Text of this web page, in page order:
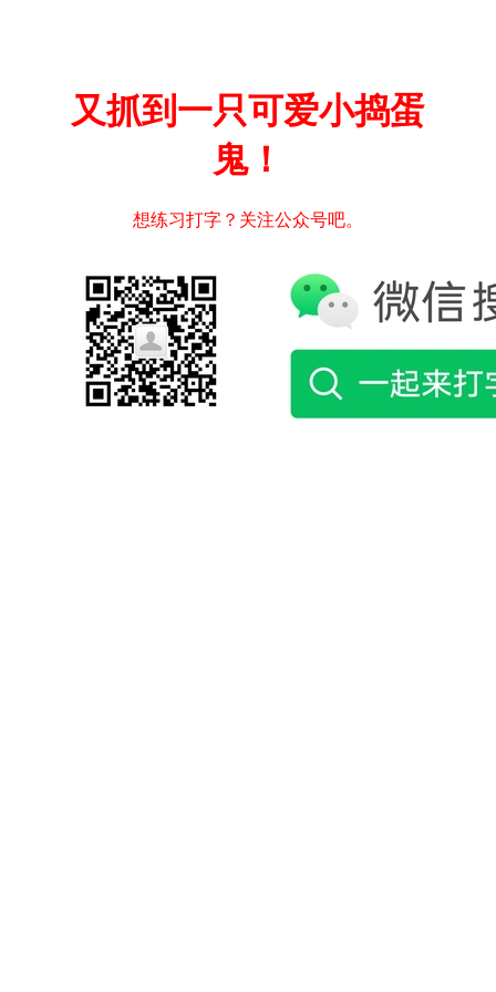
又抓到一只可爱小捣蛋
鬼！
想练习打字？关注公众号吧。